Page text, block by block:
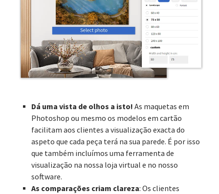
Dá uma vista de olhos a isto! As maquetas em
Photoshop ou mesmo os modelos em cartão
facilitam aos clientes a visualização exacta do
aspeto que cada peça terá na sua parede. É por isso
que também incluímos uma ferramenta de
visualização na nossa loja virtual e no nosso
software.
As comparações criam clareza: Os clientes